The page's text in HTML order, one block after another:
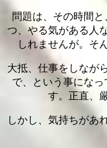
問題は、その時間
つ、やる気がある人
しれませんが。そ
大抵、仕事をしなが
で、という事にな
す。正直、
しかし、気持ちがあ